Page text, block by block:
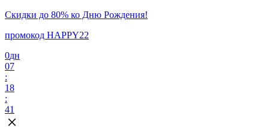
Скидки до 80% ко Дню Рождения!
промокод HAPPY22
0дн
07
:
18
:
41